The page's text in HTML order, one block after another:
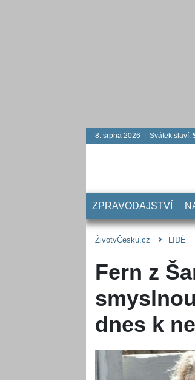
8. srpna 2026 | Svátek slaví:
ZPRAVODAJSTVÍ
ŽivotvČesku.cz LIDÉ
Fern z
dnes k